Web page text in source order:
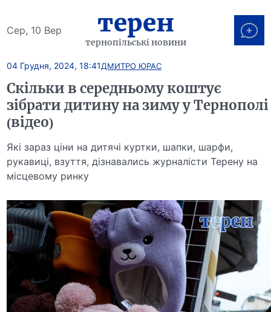
Сер, 10 Вер терен
тернопільські новини
04 Грудня, 2024, 18:41ДМИТРО ЮРАС
Скільки в середньому коштує
зібрати дитину на зиму у Тернополі
(відео)
Якi зараз ціни на дитячі куртки, шапки, шарфи,
рукавиці, взуття, дізнавались журналісти Терену на
місцевому ринку